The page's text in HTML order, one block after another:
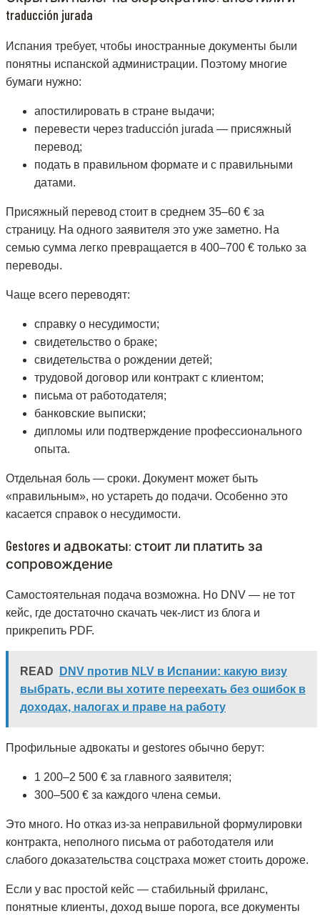
traducción jurada
Испания требует, чтобы иностранные документы были
понятны испанской администрации. Поэтому многие
бумаги нужно:
апостилировать в стране выдачи;
перевести через traducción jurada — присяжный
перевод;
подать в правильном формате и с правильными
датами.
Присяжный перевод стоит в среднем 35–60 € за
страницу. На одного заявителя это уже заметно. На
семью сумма легко превращается в 400–700 € только за
переводы.
Чаще всего переводят:
справку о несудимости;
свидетельство о браке;
свидетельства о рождении детей;
трудовой договор или контракт с клиентом;
письма от работодателя;
банковские выписки;
дипломы или подтверждение профессионального
опыта.
Отдельная боль — сроки. Документ может быть
«правильным», но устареть до подачи. Особенно это
касается справок о несудимости.
Gestores и адвокаты: стоит ли платить за
сопровождение
Самостоятельная подача возможна. Но DNV — не тот
кейс, где достаточно скачать чек-лист из блога и
прикрепить PDF.
READ
DNV против NLV в Испании: какую визу
выбрать, если вы хотите переехать без ошибок в
доходах, налогах и праве на работу
Профильные адвокаты и gestores обычно берут:
1 200–2 500 € за главного заявителя;
300–500 € за каждого члена семьи.
Это много. Но отказ из-за неправильной формулировки
контракта, неполного письма от работодателя или
слабого доказательства соцстраха может стоить дороже.
Если у вас простой кейс — стабильный фриланс,
понятные клиенты, доход выше порога, все документы